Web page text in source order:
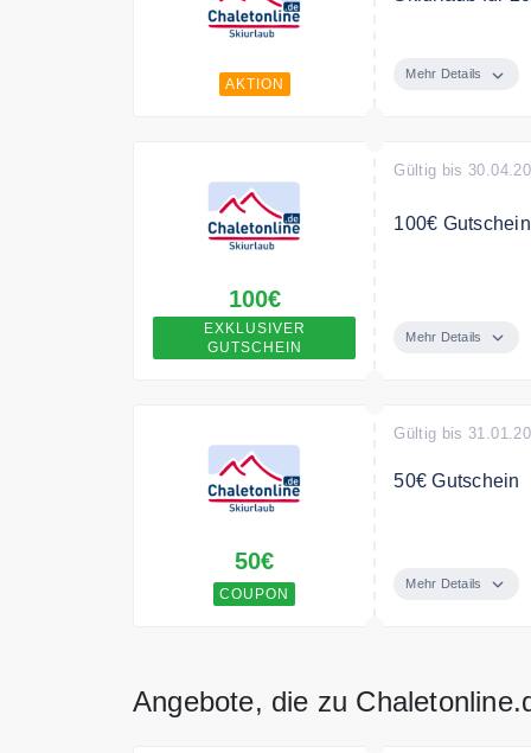
AKTION
Mehr Details
100€
EXKLUSIVER
GUTSCHEIN
Gültig bis
100€
Mehr Details
50€
COUPON
Gültig bis
50€ Gutschein
Mehr Details
Angebote, die zu